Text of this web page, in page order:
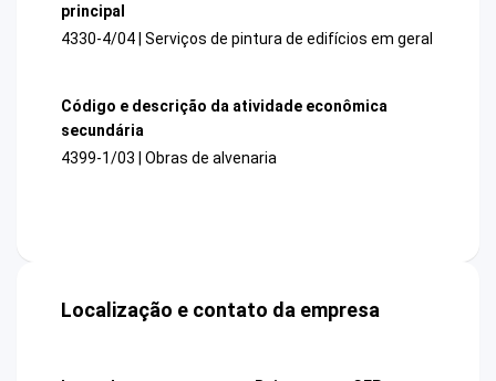
principal
4330-4/04 | Serviços de pintura de edifícios em geral
Código e descrição da atividade econômica
secundária
4399-1/03 | Obras de alvenaria
Localização e contato da empresa